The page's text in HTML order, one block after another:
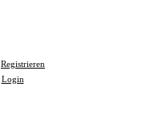
Registrieren
Login